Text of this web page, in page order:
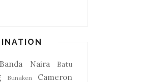
Banda Naira Batu
Bunaken
Cameron